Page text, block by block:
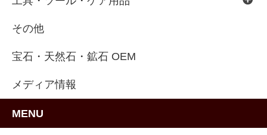
その他
宝石・天然石・鉱石 OEM
メディア情報
MENU